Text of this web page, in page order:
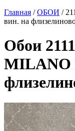
Главная /ОБОИ /
вин. на
Обои
MILANO